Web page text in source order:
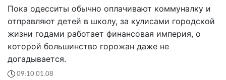
Пока одесситы обычно оплачивают коммуналку и
отправляют детей в школу, за кулисами городской
жизни годами работает финансовая империя, о
которой большинство горожан даже не
догадывается.
09:10 01.08